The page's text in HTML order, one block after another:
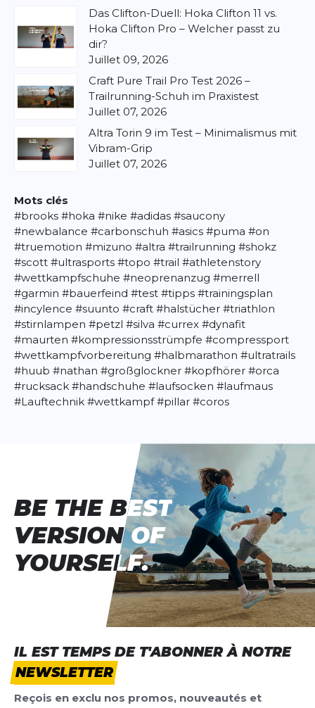
Das Clifton-Duell: Hoka Clifton 11 vs.
Hoka Clifton Pro – Welcher passt zu
dir?
Juillet 09, 2026
Craft Pure Trail Pro Test 2026 –
Trailrunning-Schuh im Praxistest
Juillet 07, 2026
Altra Torin 9 im Test – Minimalismus mit
Vibram-Grip
Juillet 07, 2026
Mots clés
#brooks #hoka #nike #adidas #saucony
#newbalance #carbonschuh #asics #puma #on
#truemotion #mizuno #altra #trailrunning #shokz
#scott #ultrasports #topo #trail #athletenstory
#wettkampfschuhe #neoprenanzug #merrell
#garmin #bauerfeind #test #tipps #trainingsplan
#incylence #suunto #craft #halstücher #triathlon
#stirnlampen #petzl #silva #currex #dynafit
#maurten #kompressionsstrümpfe #compressport
#wettkampfvorbereitung #halbmarathon #ultratrails
#huub #nathan #großglockner #kopfhörer #orca
#rucksack #handschuhe #laufsocken #laufmaus
#Lauftechnik #wettkampf#pillar #coros
IL EST TEMPS DE T'ABONNER À NOTRE
NEWSLETTER
Reçois en exclu nos promos, nouveautés et
BE THE BEST
VERSION OF
YOURSELF.
BE THE BEST
VERSION OF
YOURSELF.